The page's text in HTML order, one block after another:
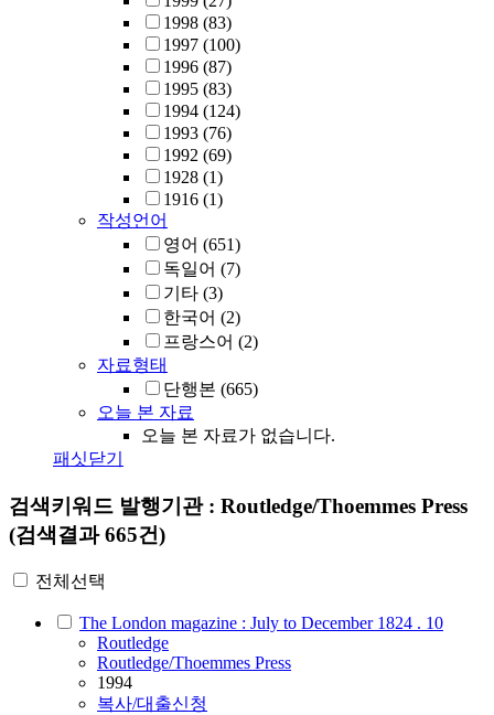
1998 (83)
1997 (100)
1996 (87)
1995 (83)
1994 (124)
1993 (76)
1992 (69)
1928 (1)
1916 (1)
작성언어
영어 (651)
독일어 (7)
기타 (3)
한국어 (2)
프랑스어 (2)
자료형태
단행본 (665)
오늘 본 자료
오늘 본 자료가 없습니다.
패싯닫기
검색키워드 발행기관 : Routledge/Thoemmes Press
(검색결과 665건)
전체선택
The London magazine : July to December 1824 . 10
Routledge
Routledge/Thoemmes Press
1994
복사/대출신청